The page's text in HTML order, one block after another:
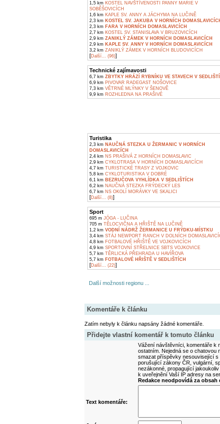
1,5 km KOSTEL NAVŠTÍVENOSTI PANNY MARIE V
SOBĚŠOVICÍCH
1,6 km KAPLE SV. ANNY A JÁCHYMA NA LUČINĚ
2,3 km KOSTEL SV. JAKUBA V HORNÍCH
2,3 km FARA V HORNÍCH DOMASLAVICÍCH
2,7 km KOSTEL SV. STANISLAVA V BRUZOVICÍCH
2,9 km ZANIKLÝ ZÁMEK V HORNÍCH DOMASLAVICÍCH
2,9 km KAPLE SV. ANNY V HORNÍCH DOMASLAVICÍCH
3,2 km ZANIKLÝ ZÁMEK V HORNÍCH BLUDOVICÍCH
[Další... (96)]
Technické zajímavosti
6,7 km ZBYTKY HRÁZÍ RYBNÍKU VE STAVECH V
6,9 km PIVOVAR RADEGAST NOŠOVICE
7,3 km VĚTRNÉ MLÝNKY V ŠENOVĚ
9,9 km ROZHLEDNA NA PRAŠIVÉ
Turistika
2,3 km NAUČNÁ STEZKA U ŽERMANIC V HORNÍCH
DOMASLAVICÍCH
2,4 km NS PRAŠIVÁ Z HORNÍCH DOMASLAVIC
2,9 km CYKLOTRASA V HORNÍCH DOMASLAVICÍCH
4,7 km TURISTICKÉ TRASY Z VOJKOVIC
5,8 km CYKLOTURISTIKA V DOBRÉ
6,1 km BEZRUČOVA VYHLÍDKA V SEDLIŠTÍCH
6,2 km NAUČNÁ STEZKA FRÝDECKÝ LES
6,7 km NS OKOLÍ MORÁVKY VE SKALICI
[Další... (8)]
Sport
695 m JÓGA - LUČINA
705 m TĚLOCVIČNA A HŘIŠTĚ NA LUČINĚ
1,2 km VODNÍ NÁDRŽ ŽERMANICE U FRÝDKU-MÍSTKU
3,4 km STÁJ NEWPORT RANCH V DOLNÍCH
4,8 km FOTBALOVÉ HŘIŠTĚ VE VOJKOVICÍCH
4,9 km SPORTOVNÍ STŘELNICE SBTS VOJKOVICE
5,7 km TĚRLICKÁ PŘEHRADA U HAVÍŘOVA
5,7 km FOTBALOVÉ HŘIŠTĚ V SEDLIŠTÍCH
[Další... (22)]
Další možnosti regionu ...
Komentáře k článku
Zatím nebyly k článku napsány žádné komentáře.
Přidejte vlastní komentář k tomuto článku
Vážení návštěvníci, komentáře k
ostatním. Nejedná se o
smazat příspěvky nesouvisející
porušující zákony ČR, vulgární,
nezákonné, propagující
k uveřejnění Vaší IP adresy na
Redakce neodpovídá za
Text komentáře: